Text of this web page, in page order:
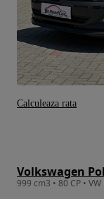
Volkswagen
999 cm3 • 80 CP •
Calculeaza rata